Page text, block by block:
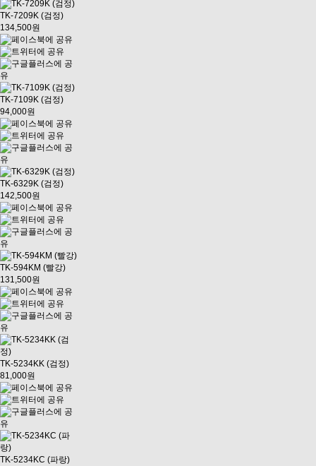
TK-7209K (검정)
134,500원
TK-7109K (검정)
94,000원
TK-6329K (검정)
142,500원
TK-594KM (빨강)
131,500원
TK-5234KK (검정)
81,000원
TK-5234KC (파랑)